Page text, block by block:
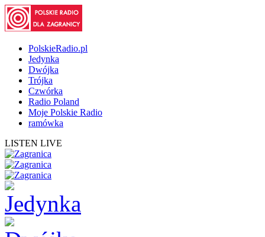
PolskieRadio.pl
Jedynka
Dwójka
Trójka
Czwórka
Radio Poland
Moje Polskie Radio
ramówka
LISTEN LIVE